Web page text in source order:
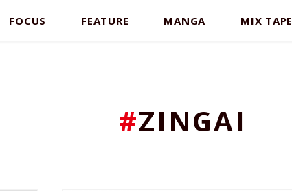
FOCUS FEATURE MANGA MIX TAPE
#ZINGAI